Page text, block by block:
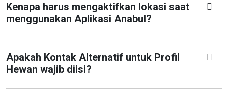
Kenapa harus mengaktifkan lokasi saat
menggunakan Aplikasi Anabul?
Apakah Kontak Alternatif untuk Profil
Hewan wajib diisi?